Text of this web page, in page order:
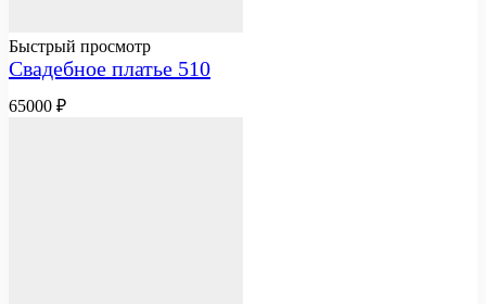
Быстрый просмотр
Свадебное платье 510
65000 ₽